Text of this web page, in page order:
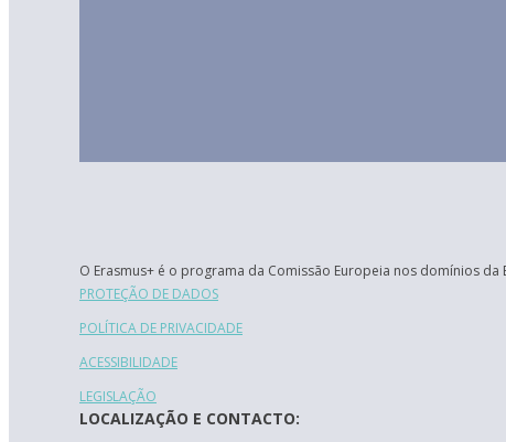
O Erasmus+ é o programa da Comissão Europeia nos domínios
PROTEÇÃO DE DADOS
POLÍTICA DE PRIVACIDADE
ACESSIBILIDADE
LEGISLAÇÃO
LOCALIZAÇÃO E CONTACTO: